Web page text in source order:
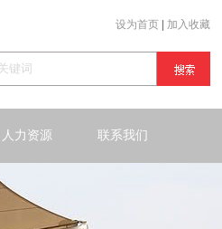
设为首页 加入收藏
人力资源 联系我们